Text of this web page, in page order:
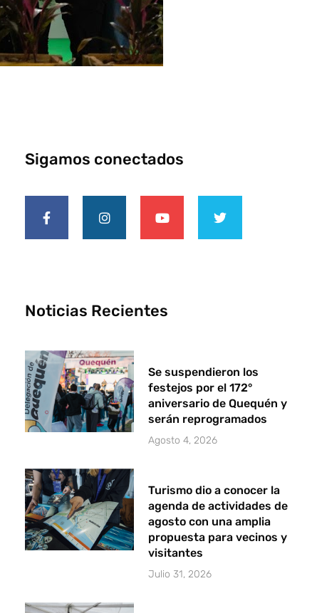
Sigamos conectados
Noticias Recientes
Se suspendieron los
festejos por el 172°
aniversario de Quequén y
serán reprogramados
Agosto 4, 2026
Turismo dio a conocer la
agenda de actividades de
agosto con una amplia
propuesta para vecinos y
visitantes
Julio 31, 2026